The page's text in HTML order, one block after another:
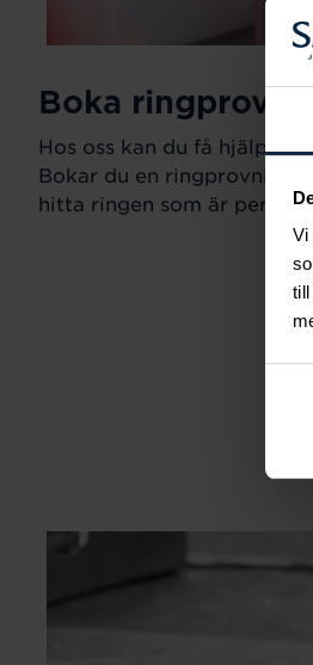
Vi
Boka
Hos oss kan du få hjälp
Bokar du en ringprovning
hitta ringen som är